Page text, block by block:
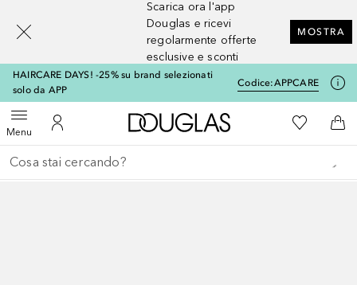
Scarica ora l'app
Douglas e ricevi
regolarmente offerte
esclusive e sconti
MOSTRA
HAIRCARE DAYS! -25% su brand selezionati
solo da APP
Codice:APPCARE
MenuApri menuAl Mio Account
A Douglas HomeAlla Mia
Al
Torna indietro
Esegui ricerca
[navigation.slideout.screenreader]